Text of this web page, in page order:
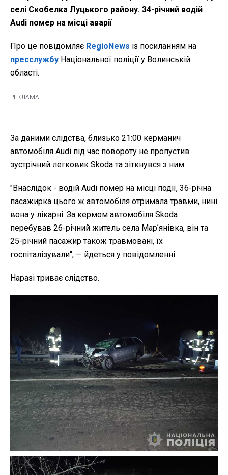
селі Скобелка Луцького району. 34-річний водій
Audi помер на місці аварії
Про це повідомляє RegioNews із посиланням на
пресслужбу Національної поліції у Волинській
області.
За даними слідства, близько 21:00 керманич
автомобіля Audi під час повороту не пропустив
зустрічний легковик Skoda та зіткнувся з ним.
"Внаслідок - водій Audi помер на місці події, 36-річна
пасажирка цього ж автомобіля отримала травми, нині
вона у лікарні. За кермом автомобіля Skoda
перебував 26-річний житель села Марʼянівка, він та
25-річний пасажир також травмовані, їх
госпіталізували", — йдеться у повідомленні.
Наразі триває слідство.